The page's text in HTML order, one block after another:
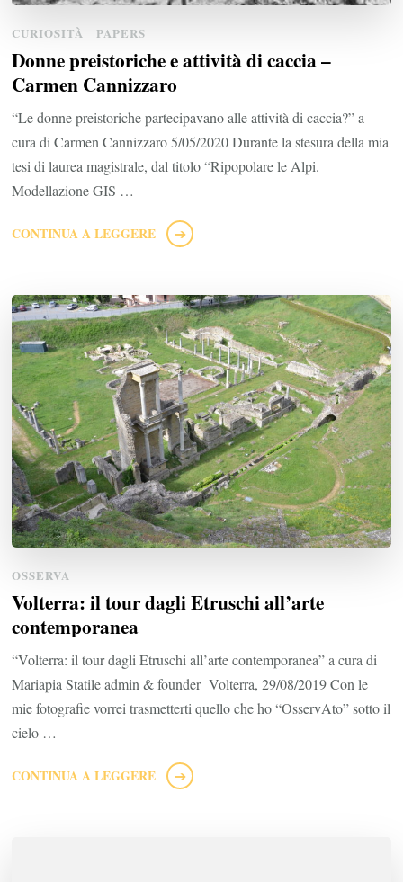
CURIOSITÀ PAPERS
Donne preistoriche e attività di caccia –
Carmen Cannizzaro
“Le donne preistoriche partecipavano alle attività di caccia?” a
cura di Carmen Cannizzaro 5/05/2020 Durante la stesura della mia
tesi di laurea magistrale, dal titolo “Ripopolare le Alpi.
Modellazione GIS …
CONTINUA A LEGGERE
OSSERVA
Volterra: il tour dagli Etruschi all’arte
contemporanea
“Volterra: il tour dagli Etruschi all’arte contemporanea” a cura di
Mariapia Statile admin & founder Volterra, 29/08/2019 Con le
mie fotografie vorrei trasmetterti quello che ho “OsservAto” sotto il
cielo …
CONTINUA A LEGGERE